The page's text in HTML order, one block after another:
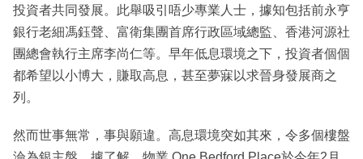
投資者共同發展。此舉吸引唔少專業人士，據知包括前永亨
銀行老細馮鈺聲、富衛集團首席行政區域總監、香港河源社
團總會執行主席李尚仁等。早年低息環境之下，投資者個個
都希望以小博大，賺取高息，甚至夢寐以求晉身發展商之
列。
然而世事無常，事與願違。高息環境突如其來，令多個樓盤